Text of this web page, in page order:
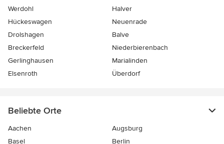
Werdohl
Halver
Hückeswagen
Neuenrade
Drolshagen
Balve
Breckerfeld
Niederbierenbach
Gerlinghausen
Marialinden
Elsenroth
Überdorf
Beliebte Orte
Aachen
Augsburg
Basel
Berlin